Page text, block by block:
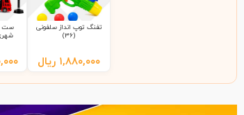
تفنگ توپ انداز سلفونی
(36)
۱,۸۸۰,۰۰۰ ریال
ست